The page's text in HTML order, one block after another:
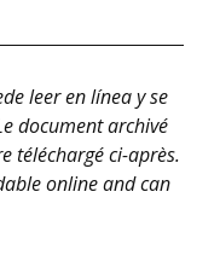
leer en línea y se
document archivé
téléchargé ci-après.
online and can